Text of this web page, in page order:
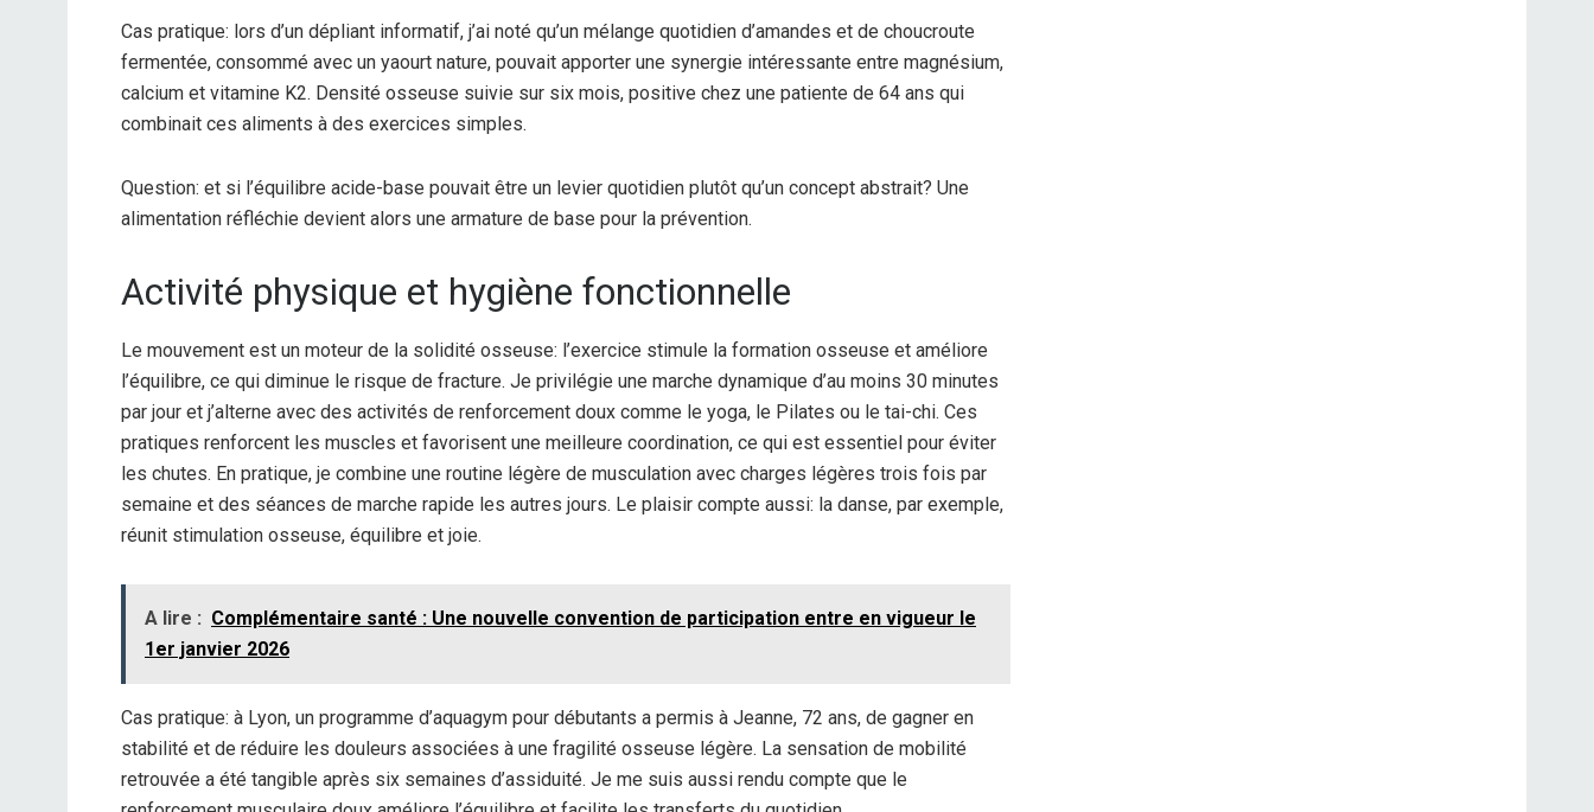
Cas pratique: lors d’un dépliant informatif, j’ai noté qu’un mélange quotidien d’amandes et de choucroute
fermentée, consommé avec un yaourt nature, pouvait apporter une synergie intéressante entre magnésium,
calcium et vitamine K2. Densité osseuse suivie sur six mois, positive chez une patiente de 64 ans qui
combinait ces aliments à des exercices simples.
Question: et si l’équilibre acide-base pouvait être un levier quotidien plutôt qu’un concept abstrait? Une
alimentation réfléchie devient alors une armature de base pour la prévention.
Activité physique et hygiène fonctionnelle
Le mouvement est un moteur de la solidité osseuse: l’exercice stimule la formation osseuse et améliore
l’équilibre, ce qui diminue le risque de fracture. Je privilégie une marche dynamique d’au moins 30 minutes
par jour et j’alterne avec des activités de renforcement doux comme le yoga, le Pilates ou le tai-chi. Ces
pratiques renforcent les muscles et favorisent une meilleure coordination, ce qui est essentiel pour éviter
les chutes. En pratique, je combine une routine légère de musculation avec charges légères trois fois par
semaine et des séances de marche rapide les autres jours. Le plaisir compte aussi: la danse, par exemple,
réunit stimulation osseuse, équilibre et joie.
A lire : Complémentaire santé : Une nouvelle convention de participation entre en vigueur le
1er janvier 2026
Cas pratique: à Lyon, un programme d’aquagym pour débutants a permis à Jeanne, 72 ans, de gagner en
stabilité et de réduire les douleurs associées à une fragilité osseuse légère. La sensation de mobilité
retrouvée a été tangible après six semaines d’assiduité. Je me suis aussi rendu compte que le